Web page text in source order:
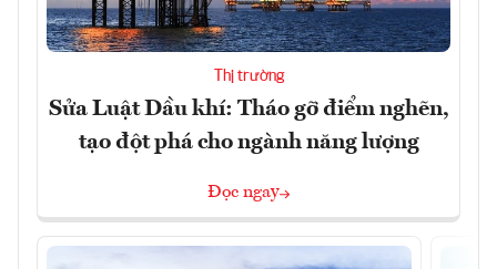
Thị trường
Sửa Luật Dầu khí: Tháo gỡ điểm nghẽn,
tạo đột phá cho ngành năng lượng
Đọc ngay